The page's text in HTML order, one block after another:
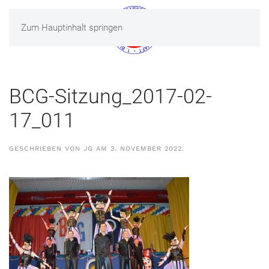
Zum Hauptinhalt springen
MENÜ
BCG-Sitzung_2017-02-
17_011
GESCHRIEBEN VON JG AM 3. NOVEMBER 2022.